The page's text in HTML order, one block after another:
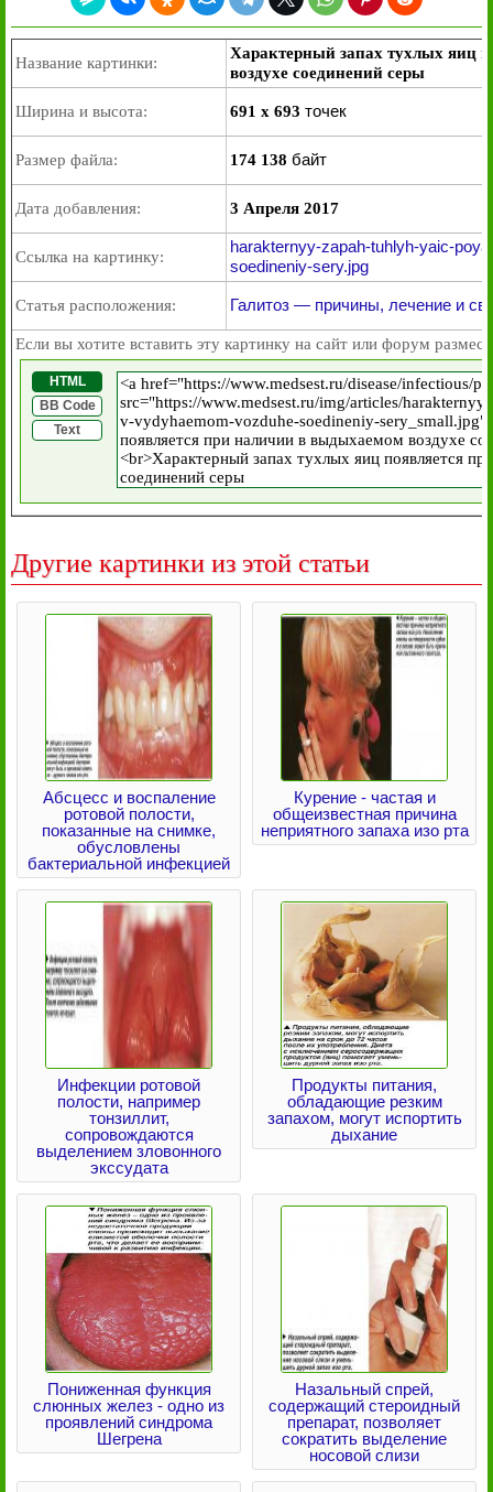
Название картинки:
Характерный запах тухлых яиц
воздухе соединений серы
Ширина и высота: 691 x 693 точек
Размер файла: 174 138 байт
Дата добавления: 3 Апреля 2017
Ссылка на картинку:
harakternyy-zapah-tuhlyh-yaic-
soedineniy-sery.jpg
Статья расположения: Галитоз — причины, лечение и
Если вы хотите вставить эту картинку на сайт или форум
HTML
BB Code
Text
Другие картинки из этой статьи
Абсцесс и воспаление
ротовой полости,
показанные на снимке,
обусловлены
бактериальной инфекцией
Курение - частая и
общеизвестная причина
неприятного запаха изо рта
Инфекции ротовой
полости, например
тонзиллит,
сопровождаются
выделением зловонного
экссудата
Продукты питания,
обладающие резким
запахом, могут испортить
дыхание
Пониженная функция
слюнных желез - одно из
проявлений синдрома
Шегрена
Назальный спрей,
содержащий стероидный
препарат, позволяет
сократить выделение
носовой слизи